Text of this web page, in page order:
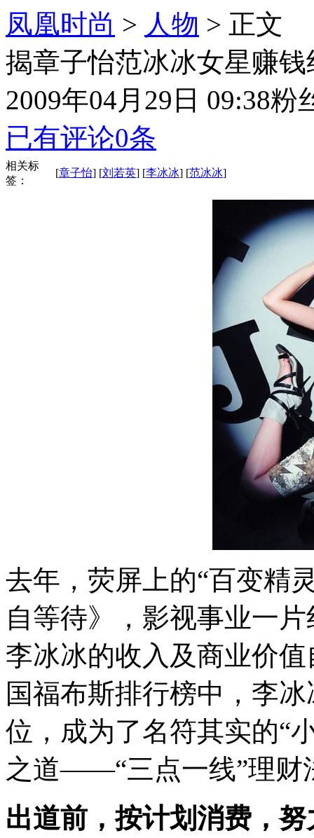
凤凰时尚 > 人物 > 正文
揭章子怡范冰冰女星赚钱
2009年04月29日 09:38粉
已有评论0条
相关标
签：
[章子怡] [刘若英] [李冰冰] [范冰冰]
去年，荧屏上的“百变精
自等待》，影视事业一
李冰冰的收入及商业价
国福布斯排行榜中，李
位，成为了名符其实的“
之道——“三点一线”理财
出道前，按计划消费，努